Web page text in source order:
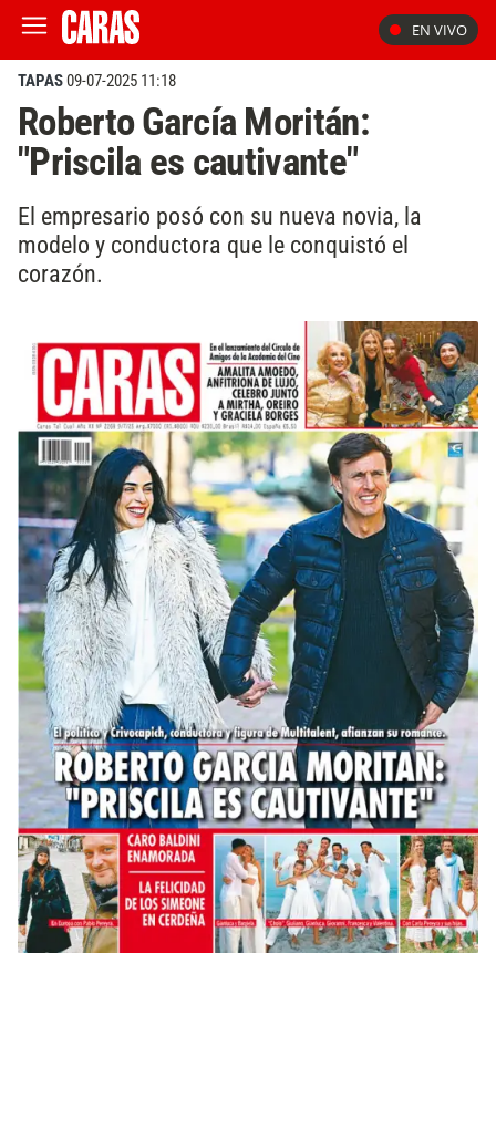
EN VIVO
TAPAS09-07-2025 11:18
Roberto García Moritán:
"Priscila es cautivante"
El empresario posó con su nueva novia, la
modelo y conductora que le conquistó el
corazón.